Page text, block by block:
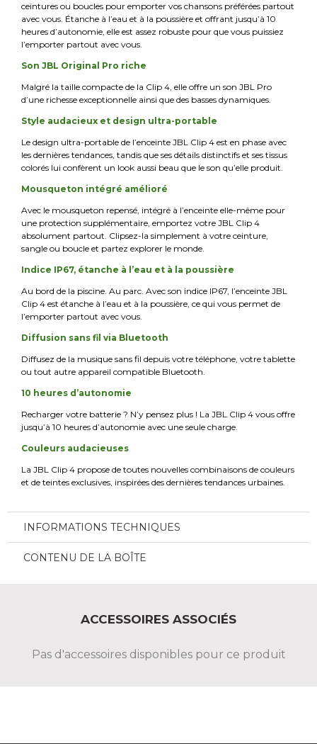
ceintures ou boucles pour emporter vos chansons préférées partout
avec vous. Étanche à l’eau et à la poussière et offrant jusqu’à 10
heures d’autonomie, elle est assez robuste pour que vous puissiez
l’emporter partout avec vous.
Son JBL Original Pro riche
Malgré la taille compacte de la Clip 4, elle offre un son JBL Pro
d’une richesse exceptionnelle ainsi que des basses dynamiques.
Style audacieux et design ultra-portable
Le design ultra-portable de l’enceinte JBL Clip 4 est en phase avec
les dernières tendances, tandis que ses détails distinctifs et ses tissus
colorés lui confèrent un look aussi beau que le son qu’elle produit.
Mousqueton intégré amélioré
Avec le mousqueton repensé, intégré à l’enceinte elle-même pour
une protection supplémentaire, emportez votre JBL Clip 4
absolument partout. Clipsez-la simplement à votre ceinture,
sangle ou boucle et partez explorer le monde.
Indice IP67, étanche à l’eau et à la poussière
Au bord de la piscine. Au parc. Avec son indice IP67, l’enceinte JBL
Clip 4 est étanche à l’eau et à la poussière, ce qui vous permet de
l’emporter partout avec vous.
Diffusion sans fil via Bluetooth
Diffusez de la musique sans fil depuis votre téléphone, votre tablette
ou tout autre appareil compatible Bluetooth.
10 heures d’autonomie
Recharger votre batterie ? N’y pensez plus ! La JBL Clip 4 vous offre
jusqu’à 10 heures d’autonomie avec une seule charge.
Couleurs audacieuses
La JBL Clip 4 propose de toutes nouvelles combinaisons de couleurs
et de teintes exclusives, inspirées des dernières tendances urbaines.
INFORMATIONS TECHNIQUES
CONTENU DE LA BOÎTE
ACCESSOIRES ASSOCIÉS
Pas d'accessoires disponibles pour ce produit